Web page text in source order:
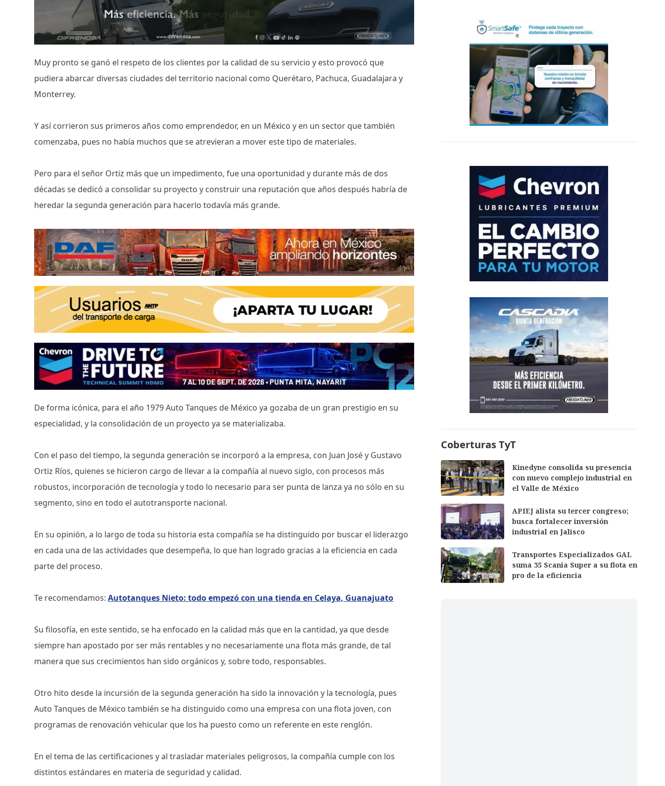
Muy pronto se ganó el respeto de los clientes por la calidad de su servicio y esto provocó que
pudiera abarcar diversas ciudades del territorio nacional como Querétaro, Pachuca, Guadalajara y
Monterrey.
Y así corrieron sus primeros años como emprendedor, en un México y en un sector que también
comenzaba, pues no había muchos que se atrevieran a mover este tipo de materiales.
Pero para el señor Ortiz más que un impedimento, fue una oportunidad y durante más de dos
décadas se dedicó a consolidar su proyecto y construir una reputación que años después habría de
heredar la segunda generación para hacerlo todavía más grande.
De forma icónica, para el año 1979 Auto Tanques de México ya gozaba de un gran prestigio en su
especialidad, y la consolidación de un proyecto ya se materializaba.
Con el paso del tiempo, la segunda generación se incorporó a la empresa, con Juan José y Gustavo
Ortiz Ríos, quienes se hicieron cargo de llevar a la compañía al nuevo siglo, con procesos más
robustos, incorporación de tecnología y todo lo necesario para ser punta de lanza ya no sólo en su
segmento, sino en todo el autotransporte nacional.
En su opinión, a lo largo de toda su historia esta compañía se ha distinguido por buscar el liderazgo
en cada una de las actividades que desempeña, lo que han logrado gracias a la eficiencia en cada
parte del proceso.
Te recomendamos:Autotanques Nieto: todo empezó con una tienda en Celaya, Guanajuato
Su filosofía, en este sentido, se ha enfocado en la calidad más que en la cantidad, ya que desde
siempre han apostado por ser más rentables y no necesariamente una flota más grande, de tal
manera que sus crecimientos han sido orgánicos y, sobre todo, responsables.
Otro hito desde la incursión de la segunda generación ha sido la innovación y la tecnología, pues
Auto Tanques de México también se ha distinguido como una empresa con una flota joven, con
programas de renovación vehicular que los ha puesto como un referente en este renglón.
En el tema de las certificaciones y al trasladar materiales peligrosos, la compañía cumple con los
distintos estándares en materia de seguridad y calidad.
Coberturas TyT
Kinedyne consolida su presencia
con nuevo complejo industrial en
el Valle de México
APIEJ alista su tercer congreso;
busca fortalecer inversión
industrial en Jalisco
Transportes Especializados GAL
suma 35 Scania Super a su flota en
pro de la eficiencia